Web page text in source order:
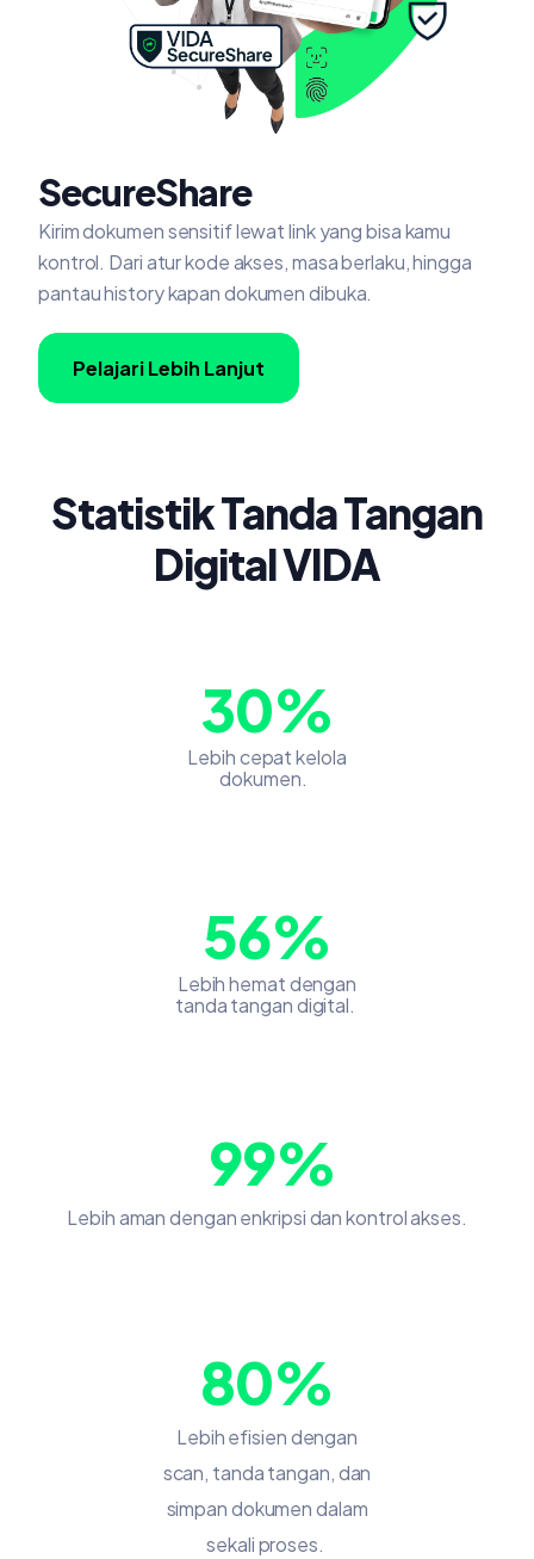
SecureShare
Kirim dokumen sensitif lewat link yang bisa kamu
kontrol. Dari atur kode akses, masa berlaku, hingga
pantau history kapan dokumen dibuka.
Pelajari Lebih Lanjut
Statistik Tanda Tangan
Digital VIDA
30%
Lebih cepat kelola
dokumen.
56%
Lebih hemat dengan
tanda tangan digital.
99%
Lebih aman dengan enkripsi dan kontrol akses.
80%
Lebih efisien dengan
scan, tanda tangan, dan
simpan dokumen dalam
sekali proses.